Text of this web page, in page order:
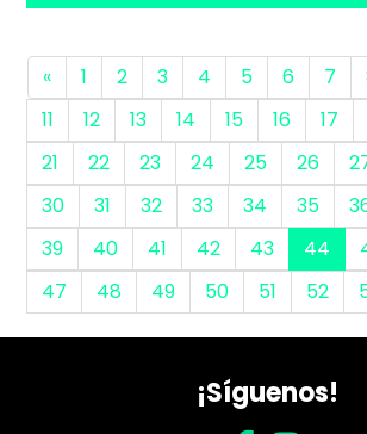
« 1 2 3 4 5 6 7
11
12 13 14 15 16 17
21
22 23 24 25 26
30
31 32 33 34 35
39
40 41 42 43 44
47
48 49 50 51 52
¡Síguenos!